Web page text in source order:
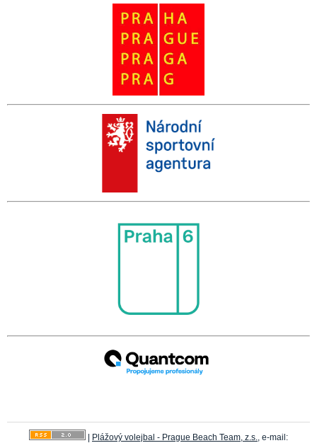
Plážový volejbal - Prague Beach Team, z.s., e-mail: